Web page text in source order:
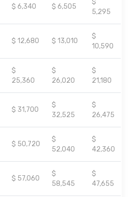
$ 6,340 $ 6,505
5,295
$ 12,680 $ 13,010
$
10,590
$
25,360
$
26,020
$
21,180
$ 31,700
$
32,525
$
26,475
$ 50,720
$
52,040
$
42,360
$ 57,060
$
58,545
$
47,655